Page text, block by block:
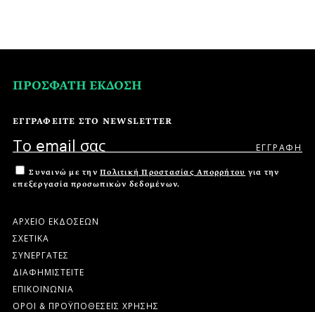
ΠΡΟΣΦΑΤΗ ΕΚΔΟΣΗ
ΕΓΓΡΑΦΕΙΤΕ ΣΤΟ NEWSLETTER
Συναινώ με την Πολιτική Προστασίας Απορρήτου για την
επεξεργασία προσωπικών δεδομένων.
ΑΡΧΕΙΟ ΕΚΔΟΣΕΩΝ
ΣΧΕΤΙΚΑ
ΣΥΝΕΡΓΑΤΕΣ
ΔΙΑΦΗΜΙΣΤΕΙΤΕ
ΕΠΙΚΟΙΝΩΝΙΑ
ΟΡΟΙ & ΠΡΟΫΠΟΘΕΣΕΙΣ ΧΡΗΣΗΣ